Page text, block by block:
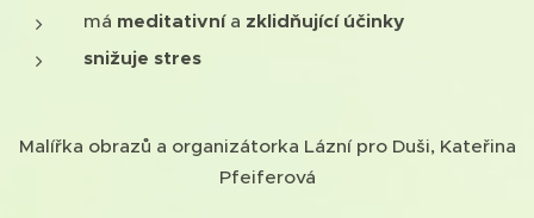
má meditativní a zklidňující účinky
snižuje stres
Malířka obrazů a organizátorka Lázní pro Duši, Kateřina
Pfeiferová